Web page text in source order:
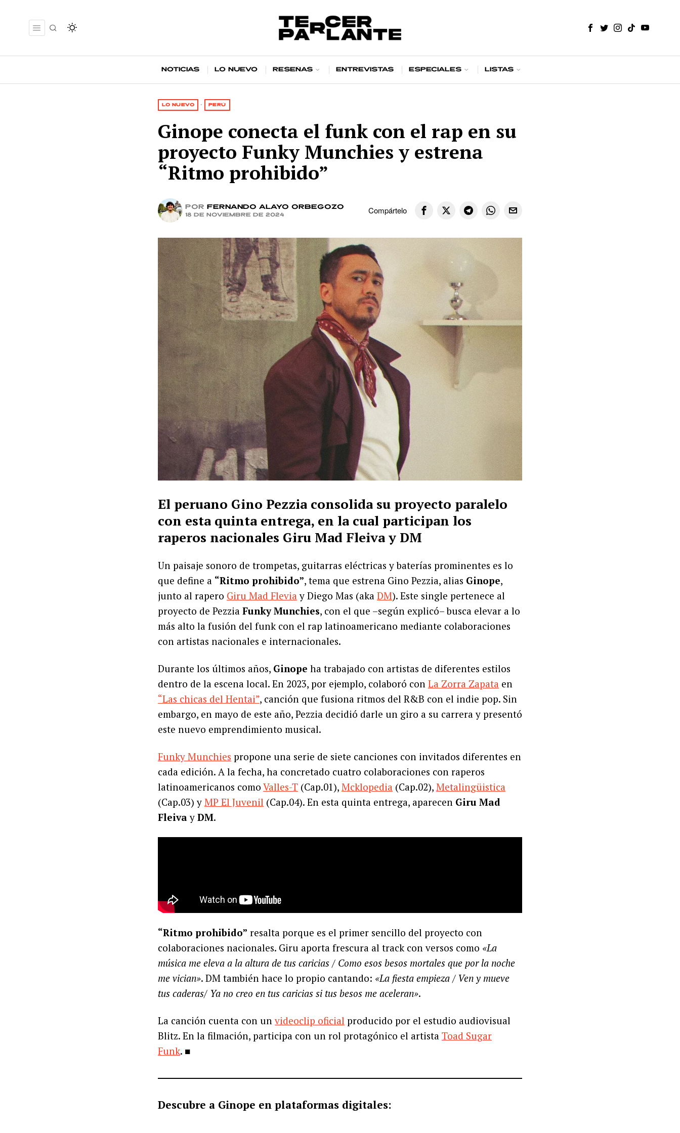
Noticias Lo nuevo Reseñas Entrevistas Especiales Listas
LO NUEVO · PERÚ
Ginope conecta el funk con el rap en su
proyecto Funky Munchies y estrena
“Ritmo prohibido”
por Fernando Alayo Orbegozo
18 de noviembre de 2024 Compártelo
El peruano Gino Pezzia consolida su proyecto paralelo
con esta quinta entrega, en la cual participan los
raperos nacionales Giru Mad Fleiva y DM
Un paisaje sonoro de trompetas, guitarras eléctricas y baterías prominentes es lo
que define a “Ritmo prohibido”, tema que estrena Gino Pezzia, alias Ginope,
junto al rapero Giru Mad Fleviay Diego Mas (aka DM). Este single pertenece al
proyecto de Pezzia Funky Munchies, con el que –según explicó– busca elevar a lo
más alto la fusión del funk con el rap latinoamericano mediante colaboraciones
con artistas nacionales e internacionales.
Durante los últimos años, Ginope ha trabajado con artistas de diferentes estilos
dentro de la escena local. En 2023, por ejemplo, colaboró con La Zorra Zapata en
“Las chicas del Hentai”, canción que fusiona ritmos del R&B con el indie pop. Sin
embargo, en mayo de este año, Pezzia decidió darle un giro a su carrera y presentó
este nuevo emprendimiento musical.
Funky Munchies propone una serie de siete canciones con invitados diferentes en
cada edición. A la fecha, ha concretado cuatro colaboraciones con raperos
latinoamericanos como Valles-T (Cap.01), Mcklopedia (Cap.02), Metalingüistica
(Cap.03) y MP El Juvenil (Cap.04). En esta quinta entrega, aparecen Giru Mad
Fleivay DM.
“Ritmo prohibido” resalta porque es el primer sencillo del proyecto con
colaboraciones nacionales. Giru aporta frescura al track con versos como «La
música me eleva a la altura de tus caricias / Como esos besos mortales que por la noche
me vician». DM también hace lo propio cantando: «La fiesta empieza / Ven y mueve
tus caderas/ Ya no creo en tus caricias si tus besos me aceleran».
La canción cuenta con un videoclip oficial producido por el estudio audiovisual
Blitz. En la filmación, participa con un rol protagónico el artista Toad Sugar
Funk. ■
Descubre a Ginope en plataformas digitales: